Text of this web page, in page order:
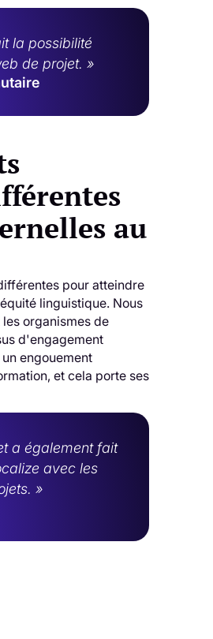
la possibilité
de projet. »
au
pour atteindre
linguistique. Nous
organismes de
d'engagement
engouement
et cela porte ses
a également fait
avec les
»